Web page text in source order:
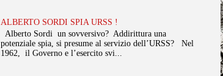
ALBERTO SORDI SPIA URSS !
Alberto Sordi un sovversivo? Addirittura una
potenziale spia, si presume al servizio dell’URSS? Nel
1962, il Governo e l’esercito svi...